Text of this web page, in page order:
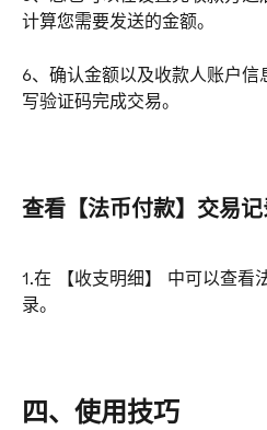
计算您需要发送的金额。
6、确认金额以及收款人账户
写验证码完成交易。
查看【法币付款】交易
1.在 【收支明细】 中可以查看
录。
四、使用技巧